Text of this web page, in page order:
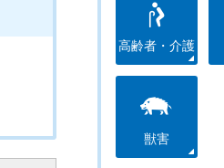
高齢者・介護
獣害